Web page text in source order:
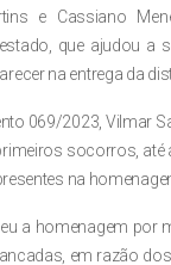
e Cassiano
que ajudou a
na entrega da
069/2023, Vilmar
socorros,
na
a homenagem por
em razão